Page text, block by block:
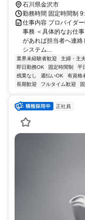
石川県金沢市
勤務時間 固定時間制
仕事内容 プロバイダ
事務 ＜具体的なお仕
があれば担当者へ連
システム...
業界未経験者歓迎 主婦・主
即日勤務OK
固定時間制 平
残業なし
週払いOK 有資格
長期歓迎
フルタイム歓迎
正社員